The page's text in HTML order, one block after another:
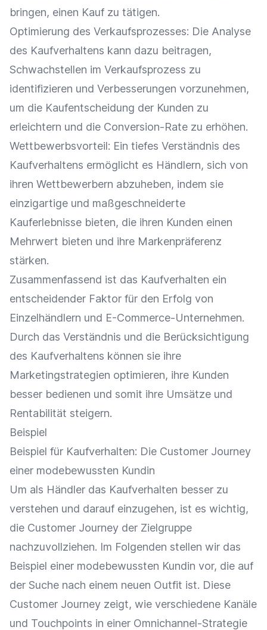
bringen, einen Kauf zu tätigen.
Optimierung des Verkaufsprozesses: Die Analyse
des Kaufverhaltens kann dazu beitragen,
Schwachstellen im Verkaufsprozess zu
identifizieren und Verbesserungen vorzunehmen,
um die Kaufentscheidung der Kunden zu
erleichtern und die Conversion-Rate zu erhöhen.
Wettbewerbsvorteil: Ein tiefes Verständnis des
Kaufverhaltens ermöglicht es Händlern, sich von
ihren Wettbewerbern abzuheben, indem sie
einzigartige und maßgeschneiderte
Kauferlebnisse bieten, die ihren Kunden einen
Mehrwert bieten und ihre Markenpräferenz
stärken.
Zusammenfassend ist das Kaufverhalten ein
entscheidender Faktor für den Erfolg von
Einzelhändlern und E-Commerce-Unternehmen.
Durch das Verständnis und die Berücksichtigung
des Kaufverhaltens können sie ihre
Marketingstrategien optimieren, ihre Kunden
besser bedienen und somit ihre Umsätze und
Rentabilität steigern.
Beispiel
Beispiel für Kaufverhalten: Die Customer Journey
einer modebewussten Kundin
Um als Händler das Kaufverhalten besser zu
verstehen und darauf einzugehen, ist es wichtig,
die Customer Journey der Zielgruppe
nachzuvollziehen. Im Folgenden stellen wir das
Beispiel einer modebewussten Kundin vor, die auf
der Suche nach einem neuen Outfit ist. Diese
Customer Journey zeigt, wie verschiedene Kanäle
und Touchpoints in einer Omnichannel-Strategie